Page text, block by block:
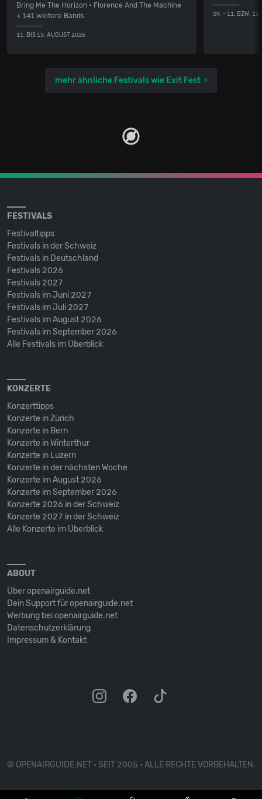
Bring Me The Horizon • Florence And The Machine
+ 141 weitere Bands
11. BIS 15. AUGUST 2026
09. - 11. BZW.
mehr ähnliche Festivals wie Exit Fest
FESTIVALS
Festivaltipps
Festivals in der Schweiz
Festivals in Deutschland
Festivals 2026
Festivals 2027
Festivals im Juni 2027
Festivals im Juli 2027
Festivals im August 2026
Festivals im September 2026
Alle Festivals im Überblick
KONZERTE
Konzerttipps
Konzerte in Zürich
Konzerte in Bern
Konzerte in Winterthur
Konzerte in Luzern
Konzerte in der nächsten Woche
Konzerte im August 2026
Konzerte im September 2026
Konzerte 2026 in der Schweiz
Konzerte 2027 in der Schweiz
Alle Konzerte im Überblick
ABOUT
Über openairguide.net
Dein Support für openairguide.net
Werbung bei openairguide.net
Datenschutz­erklärung
Impressum & Kontakt
© OPENAIRGUIDE.NET • SEIT 2005 • ALLE RECHTE VORBEHALTEN.